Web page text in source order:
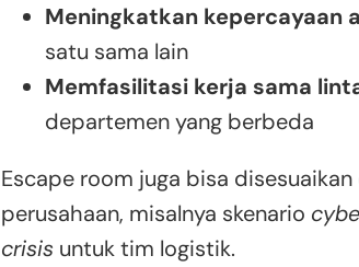
Meningkatkan kepercayaan
satu sama lain
Memfasilitasi kerja sama
departemen yang berbeda
Escape room juga bisa
perusahaan, misalnya skenario
crisis untuk tim logistik.